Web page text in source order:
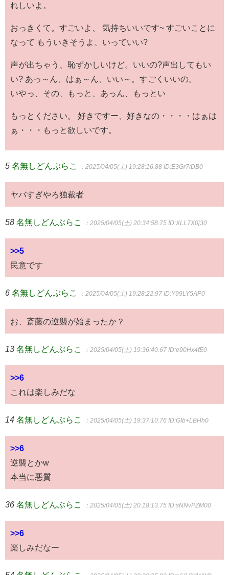
れしいよ。
おっきくて。すごいよ、 気持ちいいです~ すごいことに
なって もういきそうよ、いっていい?
声が出ちゃう、恥ずかしいけど。いいの?声出してもい
い? あっ～ん、はぁ～ん、いい～。すごくいいの。
いやっ、その、もっと、あっん、もっとい
もっとください。 好きですー、好きなの・・・・はぁは
ぁ・・・もっと欲しいです。
5 名無しどんぶらこ ：2025/04/05(土) 19:28:16.88 ID:E3Gr7/DB0
ヤバすぎやろ独裁者
58 名無しどんぶらこ ：2025/04/05(土) 20:34:58.75 ID:XLL7X0j30
>>5
民意です
6 名無しどんぶらこ ：2025/04/05(土) 19:28:22.97 ID:Y99LY5AP0
お、斎藤の逆襲が始まったか？
13 名無しどんぶらこ ：2025/04/05(土) 19:36:40.67 ID:e90Hx4fE0
>>6
これは楽しみだな
14 名無しどんぶらこ ：2025/04/05(土) 19:37:10.76 ID:GIb+LBHh0
>>6
逆襲とかw
本当に悪質
36 名無しどんぶらこ ：2025/04/05(土) 20:18:13.75 ID:sNNvPZM00
>>6
楽しみだなー